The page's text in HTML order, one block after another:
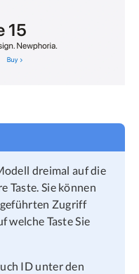
dreimal auf die
Taste. Sie können
Zugriff
welche Taste Sie
ID unter den